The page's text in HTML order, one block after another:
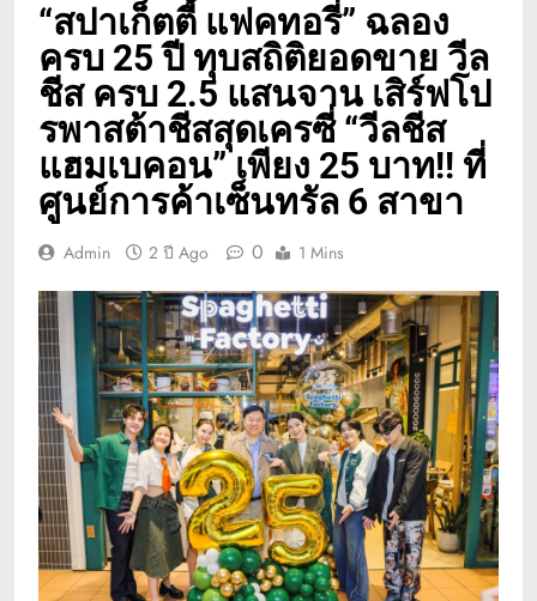
“สปาเก็ตตี้ แฟคทอรี่” ฉลอง
ครบ 25 ปี ทุบสถิติยอดขาย วีล
ชีส ครบ 2.5 แสนจาน เสิร์ฟโป
รพาสต้าชีสสุดเครซี่ “วีลชีส
แฮมเบคอน” เพียง 25 บาท!! ที่
ศูนย์การค้าเซ็นทรัล 6 สาขา
Admin 2 ปี Ago 0 1 Mins